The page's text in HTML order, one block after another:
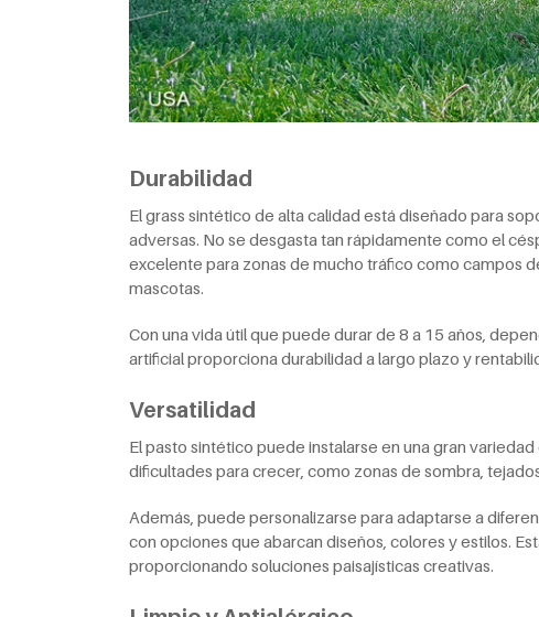
Durabilidad
El grass sintético de alta calidad está diseñado para
adversas. No se desgasta tan rápidamente como el
excelente para zonas de mucho tráfico como campos
mascotas.
Con una vida útil que puede durar de 8 a 15 años,
artificial proporciona durabilidad a largo plazo y
Versatilidad
El pasto sintético puede instalarse en una gran
dificultades para crecer, como zonas de sombra,
Además, puede personalizarse para adaptarse a
con opciones que abarcan diseños, colores y estilos.
proporcionando soluciones paisajísticas creativas.